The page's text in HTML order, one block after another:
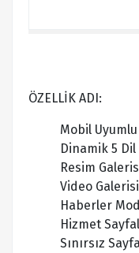
ÖZELLİK ADI:
Mobil
Dinamik 5 Dil
Resim
Video Galerisi
Haberler
Hizmet
Sınırsız